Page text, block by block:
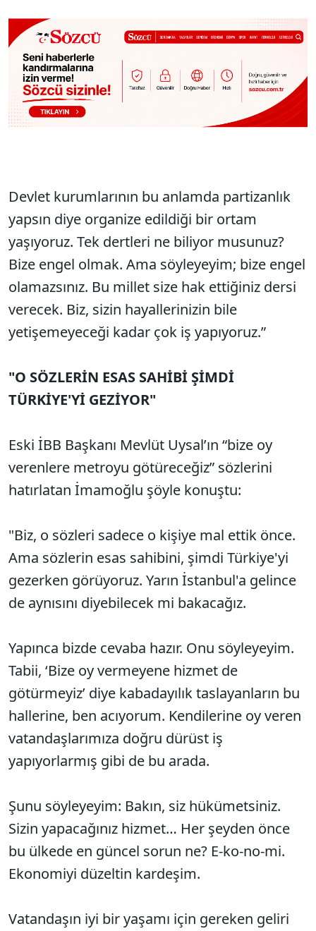
Devlet kurumlarının bu anlamda partizanlık
yapsın diye organize edildiği bir ortam
yaşıyoruz. Tek dertleri ne biliyor musunuz?
Bize engel olmak. Ama söyleyeyim; bize engel
olamazsınız. Bu millet size hak ettiğiniz dersi
verecek. Biz, sizin hayallerinizin bile
yetişemeyeceği kadar çok iş yapıyoruz.”
"O SÖZLERİN ESAS SAHİBİ ŞİMDİ
TÜRKİYE'Yİ GEZİYOR"
Eski İBB Başkanı Mevlüt Uysal’ın “bize oy
verenlere metroyu götüreceğiz” sözlerini
hatırlatan İmamoğlu şöyle konuştu:
"Biz, o sözleri sadece o kişiye mal ettik önce.
Ama sözlerin esas sahibini, şimdi Türkiye'yi
gezerken görüyoruz. Yarın İstanbul'a gelince
de aynısını diyebilecek mi bakacağız.
Yapınca bizde cevaba hazır. Onu söyleyeyim.
Tabii, ‘Bize oy vermeyene hizmet de
götürmeyiz’ diye kabadayılık taslayanların bu
hallerine, ben acıyorum. Kendilerine oy veren
vatandaşlarımıza doğru dürüst iş
yapıyorlarmış gibi de bu arada.
Şunu söyleyeyim: Bakın, siz hükümetsiniz.
Sizin yapacağınız hizmet… Her şeyden önce
bu ülkede en güncel sorun ne? E-ko-no-mi.
Ekonomiyi düzeltin kardeşim.
Vatandaşın iyi bir yaşamı için gereken geliri